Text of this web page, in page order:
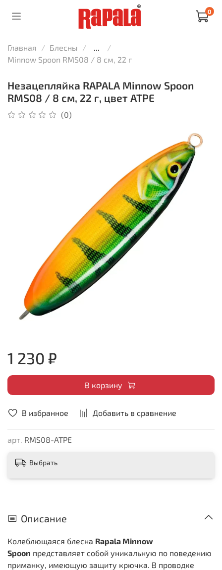
0
Главная Блесны
...
Minnow Spoon RMS08 / 8 см, 22 г
Незацепляйка RAPALA Minnow Spoon
RMS08 / 8 см, 22 г, цвет ATPE
(0)
В избранное Добавить в сравнение
арт. RMS08-ATPE
1 230 ₽
В корзину
Выбрать
Описание
Колеблющаяся блесна Rapala Minnow
Spoon представляет собой уникальную по поведению
приманку, имеющую защиту крючка. В проводке